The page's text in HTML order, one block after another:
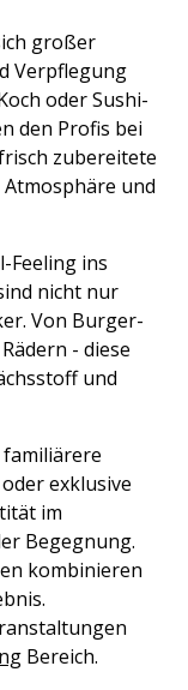
großer
Verpflegung
oder Sushi-
den Profis bei
zubereitete
Atmosphäre und
Feeling ins
nicht nur
Von Burger-
- diese
und
exklusive
im
Begegnung.
kombinieren
Bereich.